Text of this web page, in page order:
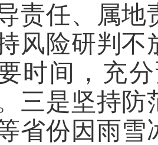
责任、属地
风险研判不
时间，充
三是坚持
省份因雨雪